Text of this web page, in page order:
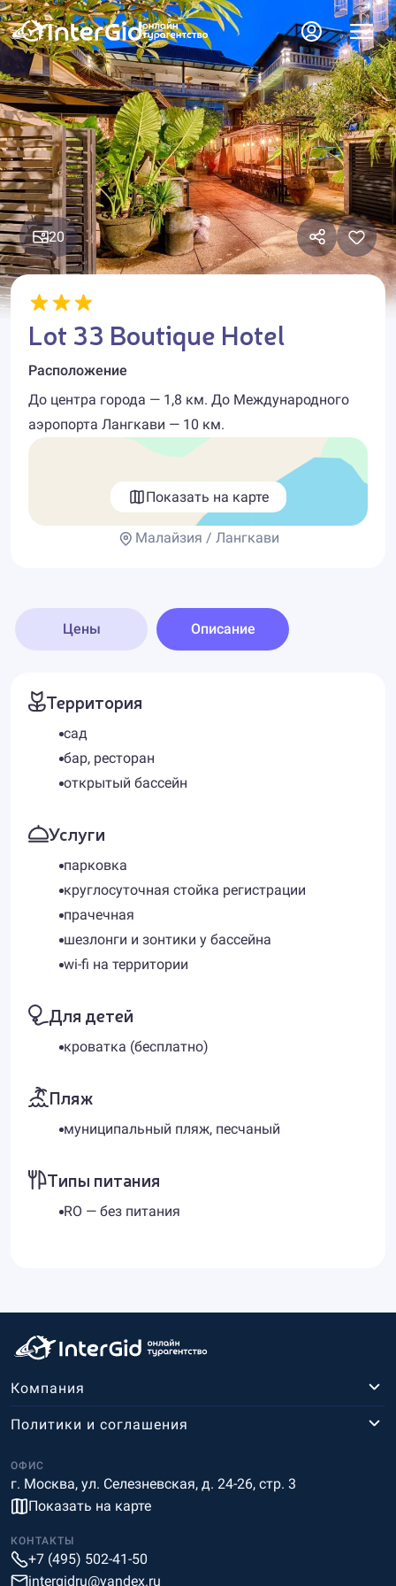
20
Lot 33 Boutique Hotel
Расположение
До центра города — 1,8 км. До Международного
аэропорта Лангкави — 10 км.
Показать на карте
Малайзия / Лангкави
Цены Описание
Территория
сад
бар, ресторан
открытый бассейн
Услуги
парковка
круглосуточная стойка регистрации
прачечная
шезлонги и зонтики у бассейна
wi-fi на территории
Для детей
кроватка (бесплатно)
Пляж
муниципальный пляж, песчаный
Типы питания
RO — без питания
Компания
ОФИС
г. Москва, ул. Селезневская, д. 24-26, стр. 3
Показать на карте
Политики и соглашения
КОНТАКТЫ
+7 (495) 502-41-50
intergidru@yandex.ru